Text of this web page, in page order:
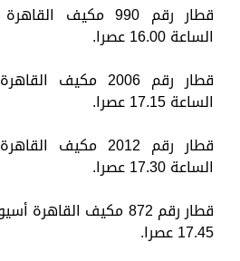
قطار رقم 990 مكيف
الساعة 16.00 عصرا.
قطار رقم 2006
الساعة 17.15 عصرا.
قطار رقم 2012
الساعة 17.30 عصرا.
قطار رقم 872 مكيف
17.45 عصرا.